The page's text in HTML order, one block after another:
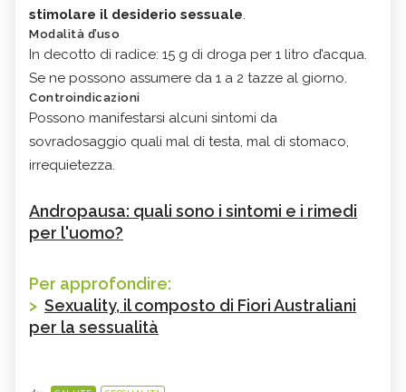
stimolare il desiderio sessuale.
Modalità d’uso
In decotto di radice: 15 g di droga per 1 litro d’acqua.
Se ne possono assumere da 1 a 2 tazze al giorno.
Controindicazioni
Possono manifestarsi alcuni sintomi da
sovradosaggio quali mal di testa, mal di stomaco,
irrequietezza.
Andropausa: quali sono i sintomi e i rimedi
per l'uomo?
Per approfondire:
> Sexuality, il composto di Fiori Australiani
per la sessualità